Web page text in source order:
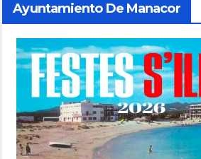
Ayuntamiento De Manacor